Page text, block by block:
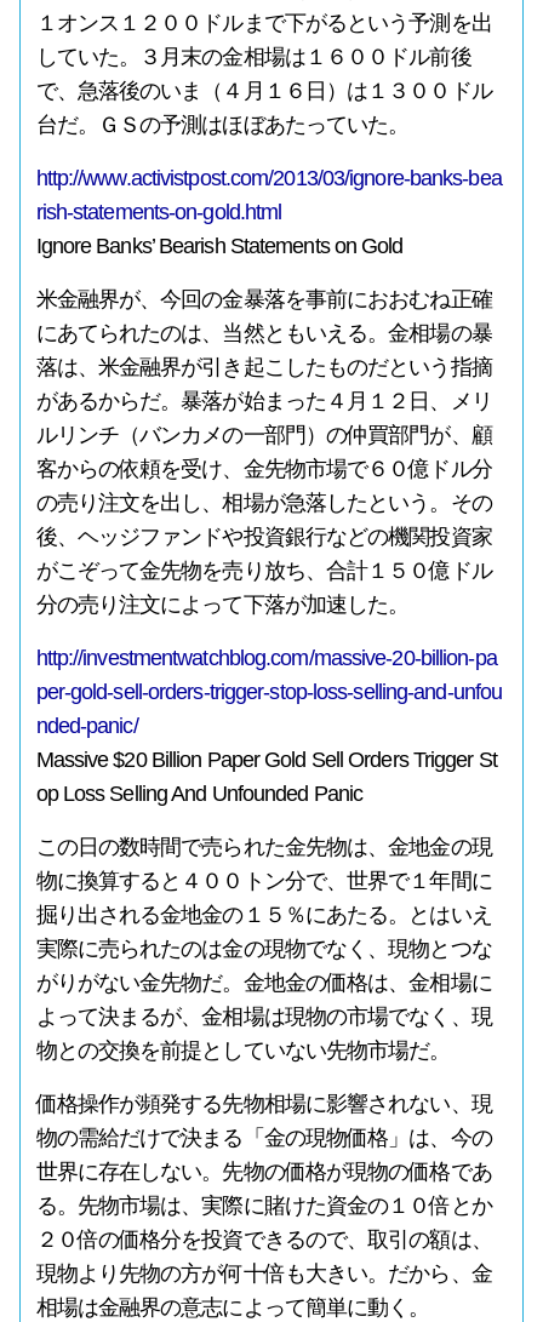
１オンス１２００ドルまで下がるという予測を出
していた。３月末の金相場は１６００ドル前後
で、急落後のいま（４月１６日）は１３００ドル
台だ。ＧＳの予測はほぼあたっていた。
http://www.activistpost.com/2013/03/ignore-banks-bea
rish-statements-on-gold.html
Ignore Banks’ Bearish Statements on Gold
米金融界が、今回の金暴落を事前におおむね正確
にあてられたのは、当然ともいえる。金相場の暴
落は、米金融界が引き起こしたものだという指摘
があるからだ。暴落が始まった４月１２日、メリ
ルリンチ（バンカメの一部門）の仲買部門が、顧
客からの依頼を受け、金先物市場で６０億ドル分
の売り注文を出し、相場が急落したという。その
後、ヘッジファンドや投資銀行などの機関投資家
がこぞって金先物を売り放ち、合計１５０億ドル
分の売り注文によって下落が加速した。
http://investmentwatchblog.com/massive-20-billion-pa
per-gold-sell-orders-trigger-stop-loss-selling-and-unfou
nded-panic/
Massive $20 Billion Paper Gold Sell Orders Trigger St
op Loss Selling And Unfounded Panic
この日の数時間で売られた金先物は、金地金の現
物に換算すると４００トン分で、世界で１年間に
掘り出される金地金の１５％にあたる。とはいえ
実際に売られたのは金の現物でなく、現物とつな
がりがない金先物だ。金地金の価格は、金相場に
よって決まるが、金相場は現物の市場でなく、現
物との交換を前提としていない先物市場だ。
価格操作が頻発する先物相場に影響されない、現
物の需給だけで決まる「金の現物価格」は、今の
世界に存在しない。先物の価格が現物の価格であ
る。先物市場は、実際に賭けた資金の１０倍とか
２０倍の価格分を投資できるので、取引の額は、
現物より先物の方が何十倍も大きい。だから、金
相場は金融界の意志によって簡単に動く。